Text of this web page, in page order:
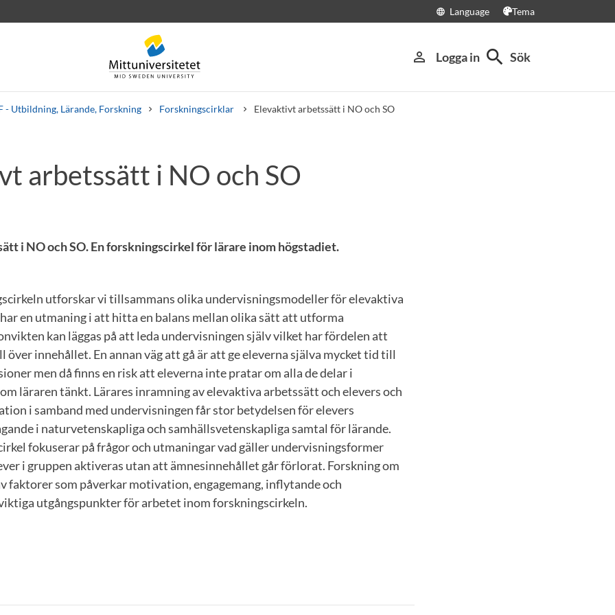
language Language Tema
person_outline Logga in search Sök
- Utbildning, Lärande, Forskning Forskningscirklar Elevaktivt arbetssätt i NO och SO
Personal Lediga jobb
arbetssätt i NO och SO
i NO och SO. En forskningscirkel för lärare inom högstadiet.
utforskar vi tillsammans olika undervisningsmodeller för elevaktiva
en utmaning i att hitta en balans mellan olika sätt att utforma
kan läggas på att leda undervisningen själv vilket har fördelen att
över innehållet. En annan väg att gå är att ge eleverna själva mycket tid till
men då finns en risk att eleverna inte pratar om alla de delar i
läraren tänkt. Lärares inramning av elevaktiva arbetssätt och elevers och
i samband med undervisningen får stor betydelsen för elevers
i naturvetenskapliga och samhällsvetenskapliga samtal för lärande.
fokuserar på frågor och utmaningar vad gäller undervisningsformer
i gruppen aktiveras utan att ämnesinnehållet går förlorat. Forskning om
faktorer som påverkar motivation, engagemang, inflytande och
utgångspunkter för arbetet inom forskningscirkeln.